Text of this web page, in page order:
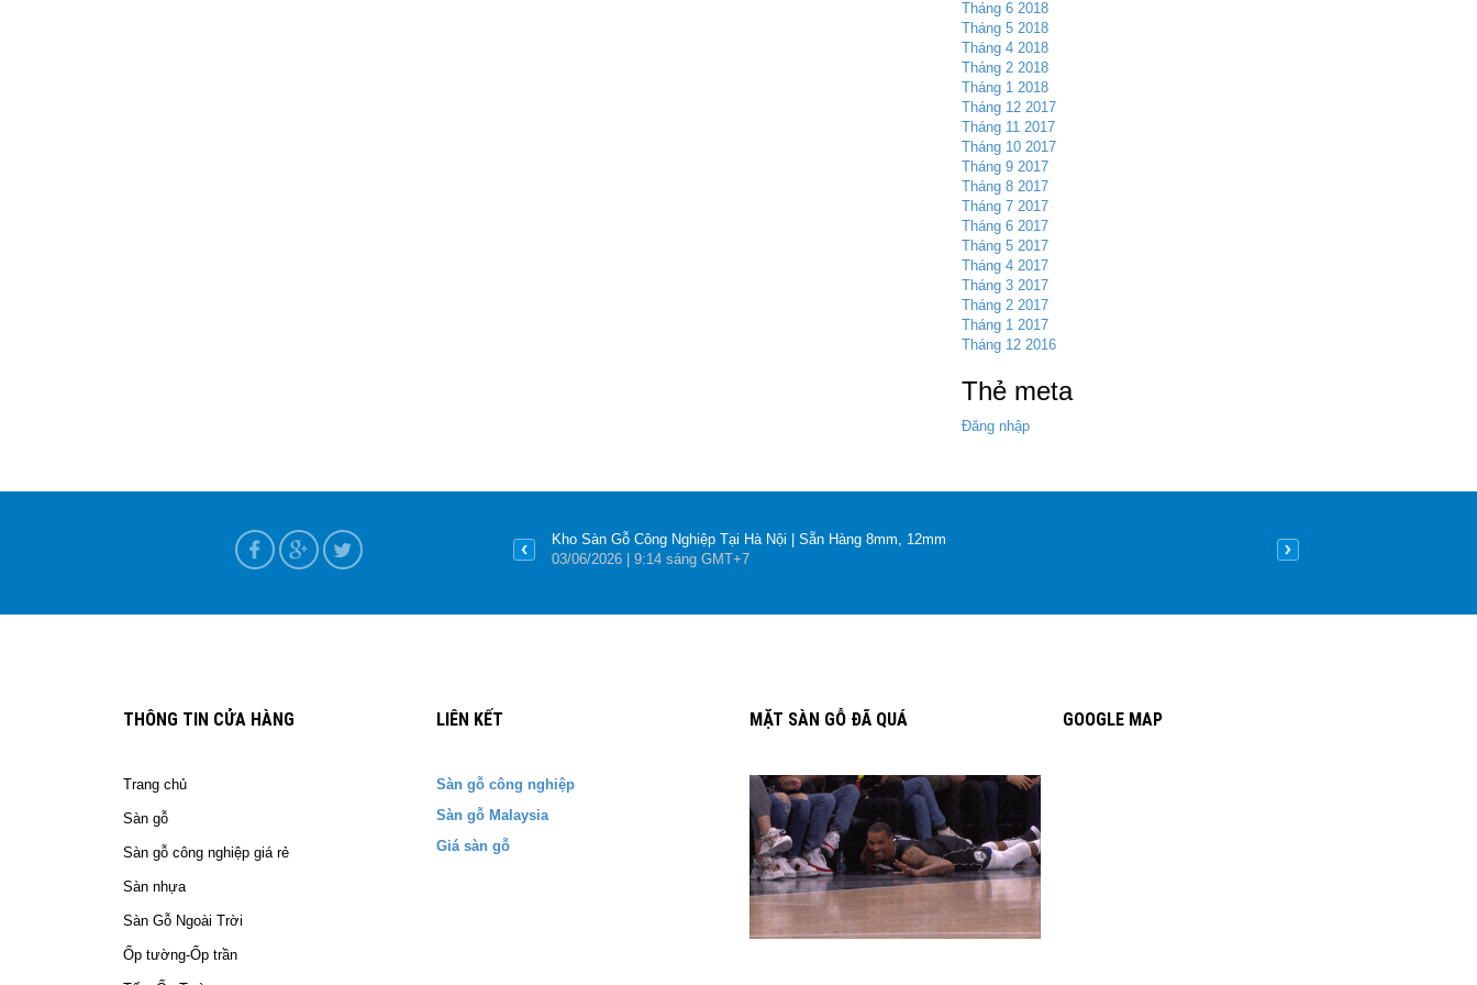
Tháng 6 2018
Tháng 5 2018
Tháng 4 2018
Tháng 2 2018
Tháng 1 2018
Tháng 12 2017
Tháng 11 2017
Tháng 10 2017
Tháng 9 2017
Tháng 8 2017
Tháng 7 2017
Tháng 6 2017
Tháng 5 2017
Tháng 4 2017
Tháng 3 2017
Tháng 2 2017
Tháng 1 2017
Tháng 12 2016
Thẻ meta
Đăng nhập
Kho Sàn Gỗ Công Nghiệp Tại Hà Nội | Sẵn Hàng 8mm, 12mm
03/06/2026 | 9:14 sáng GMT+7
Nên lát sàn gỗ hay sàn nhựa
09/05
THÔNG TIN CỬA HÀNG
Trang chủ
Sàn gỗ
Sàn gỗ công nghiệp giá rẻ
Sàn nhựa
Sàn Gỗ Ngoài Trời
Ốp tường-Ốp trần
LIÊN KẾT
Sàn gỗ công nghiệp
Sàn gỗ Malaysia
Giá sàn gỗ
MẶT SÀN GỖ ĐÃ QUÁ GOOGLE MAP